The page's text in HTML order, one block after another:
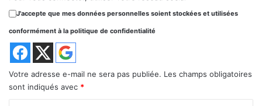
J'accepte que mes données personnelles soient stockées et utilisées
conformément à la politique de confidentialité
Votre adresse e-mail ne sera pas publiée. Les champs obligatoires
sont indiqués avec *